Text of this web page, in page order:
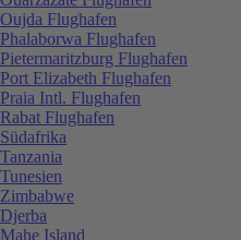
Oujda Flughafen
Phalaborwa Flughafen
Pietermaritzburg Flughafen
Port Elizabeth Flughafen
Praia Intl. Flughafen
Rabat Flughafen
Südafrika
Tanzania
Tunesien
Zimbabwe
Djerba
Mahe Island